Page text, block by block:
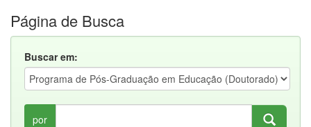
Página de Busca
Buscar em:
por